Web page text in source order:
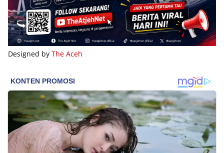
Designed by The Aceh